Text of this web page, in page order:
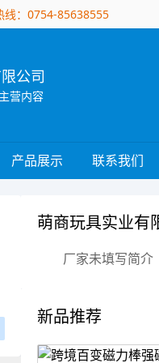
线：0754-85638555
公司
营内容
产品展示 联系我们
萌商玩具实业有
厂家未填写简介
新品推荐